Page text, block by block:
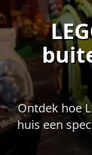
Ontdek hoe
huis een